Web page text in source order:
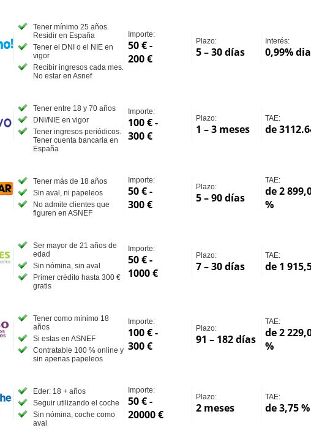
Tener mínimo 25 años.
Residir en España
Tener el DNI o el NIE en
vigor
Recibir ingresos cada mes.
No estar en Asnef
Importe:
50 € -
200 €
Plazo:
5 – 30 días
Interés:
0,99%
Tener entre 18 y 70 años
DNI/NIE en vigor
Tener ingresos periódicos.
Tener cuenta bancaria en
España
Importe:
100 € -
300 €
Plazo:
1 – 3 meses
TAE:
de
Tener más de 18 años
Sin aval, ni papeleos
No admite clientes que
figuren en ASNEF
Importe:
50 € -
300 €
Plazo:
5 – 90 días
TAE:
de 2
%
Ser mayor de 21 años de
edad
Sin nómina, sin aval
Primer crédito hasta 300 €
gratis
Importe:
50 € -
1000 €
Plazo:
7 – 30 días
TAE:
de 1
Tener como mínimo 18
años
Si estas en ASNEF
Contratable 100 % online y
sin apenas papeleos
Importe:
100 € -
300 €
Plazo:
91 – 182 días
TAE:
de 2
%
Eder: 18 + años
Seguir utilizando el coche
Sin nómina, coche como
aval
Importe:
50 € -
20000 €
Plazo:
2 meses
TAE:
de 3,75 %